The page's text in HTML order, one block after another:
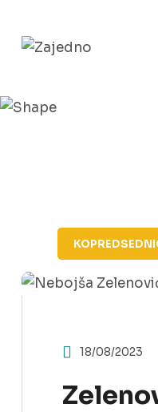
18/08/2023